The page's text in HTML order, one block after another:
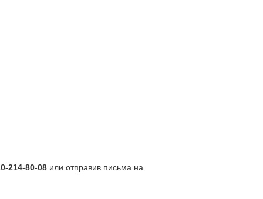
214-80-08 или отправив письма на